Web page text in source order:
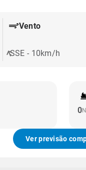
Vento
SSE - 10km/h
0
Ver previsão